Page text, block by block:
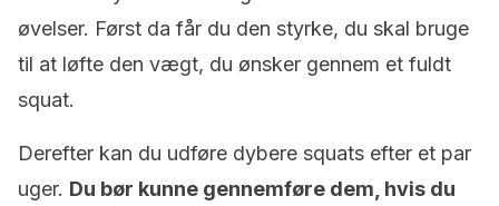
øvelser. Først da får du den styrke, du skal bruge
til at løfte den vægt, du ønsker gennem et fuldt
squat.
Derefter kan du udføre dybere squats efter et par
uger. Du bør kunne gennemføre dem, hvis du